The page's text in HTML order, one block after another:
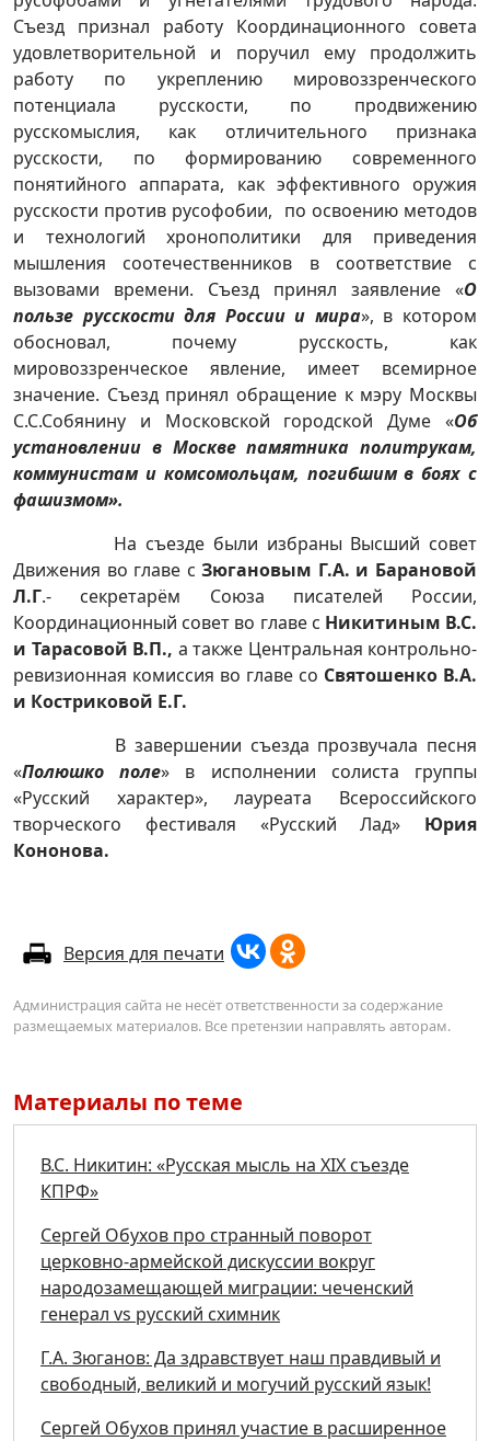
Съезд признал работу Координационного совета
удовлетворительной и поручил ему продолжить
работу по укреплению мировоззренческого
потенциала русскости, по продвижению
русскомыслия, как отличительного признака
русскости, по формированию современного
понятийного аппарата, как эффективного оружия
русскости против русофобии, по освоению методов
и технологий хронополитики для приведения
мышления соотечественников в соответствие с
вызовами времени. Съезд принял заявление «О
пользе русскости для России и мира», в котором
обосновал, почему русскость, как
мировоззренческое явление, имеет всемирное
значение. Съезд принял обращение к мэру Москвы
С.С.Собянину и Московской городской Думе «Об
установлении в Москве памятника политрукам,
коммунистам и комсомольцам, погибшим в боях с
фашизмом».
На съезде были избраны Высший совет
Движения во главе с Зюгановым Г.А. и Барановой
Л.Г.- секретарём Союза писателей России,
Координационный совет во главе с Никитиным В.С.
и Тарасовой В.П., а также Центральная контрольно-
ревизионная комиссия во главе со Святошенко В.А.
и Костриковой Е.Г.
В завершении съезда прозвучала песня
«Полюшко поле» в исполнении солиста группы
«Русский характер», лауреата Всероссийского
творческого фестиваля «Русский Лад» Юрия
Кононова.
Версия для печати
Администрация сайта не несёт ответственности за содержание
размещаемых материалов. Все претензии направлять авторам.
Материалы по теме
В.С. Никитин: «Русская мысль на XIX съезде
КПРФ»
Сергей Обухов про странный поворот
церковно-армейской дискуссии вокруг
народозамещающей миграции: чеченский
генерал vs русский схимник
Г.А. Зюганов: Да здравствует наш правдивый и
свободный, великий и могучий русский язык!
Сергей Обухов принял участие в расширенное